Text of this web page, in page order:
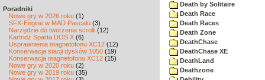
Poradniki
Nowe gry w 2026 roku (1)
SFX-Engine w MAD Pascalu (3)
Narzędzie do tworzenia scrolli (12)
Kartridż Sparta DOS X (6)
Usprawnienia magnetofonu XC12 (12)
Konserwacja stacji dysków 1050 (19)
Konserwacja magnetofonu XC12 (15)
Nowe gry w 2020 roku (2)
Nowe gry w 2019 roku (35)
Death by Solitaire
Death Race
Death Races
Death Zone
DeathChase
DeathChase XE
DeathLand
Deathzone